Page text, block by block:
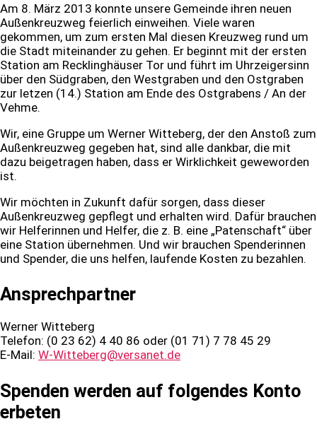
Am 8. März 2013 konnte unsere Gemeinde ihren neuen
Außenkreuzweg feierlich einweihen. Viele waren
gekommen, um zum ersten Mal diesen Kreuzweg rund um
die Stadt miteinander zu gehen. Er beginnt mit der ersten
Station am Recklinghäuser Tor und führt im Uhrzeigersinn
über den Südgraben, den Westgraben und den Ostgraben
zur letzen (14.) Station am Ende des Ostgrabens / An der
Vehme.
Wir, eine Gruppe um Werner Witteberg, der den Anstoß zum
Außenkreuzweg gegeben hat, sind alle dankbar, die mit
dazu beigetragen haben, dass er Wirklichkeit geweworden
ist.
Wir möchten in Zukunft dafür sorgen, dass dieser
Außenkreuzweg gepflegt und erhalten wird. Dafür brauchen
wir Helferinnen und Helfer, die z. B. eine „Patenschaft“ über
eine Station übernehmen. Und wir brauchen Spenderinnen
und Spender, die uns helfen, laufende Kosten zu bezahlen.
Ansprechpartner
Werner Witteberg
Telefon: (0 23 62) 4 40 86 oder (01 71) 7 78 45 29
E-Mail: W-Witteberg@versanet.de
Spenden werden auf folgendes Konto
erbeten